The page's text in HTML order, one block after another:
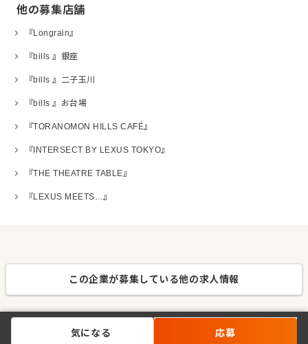
他の募集店舗
『Longrain』
『bills 』銀座
『bills 』二子玉川
『bills 』お台場
『TORANOMON HILLS CAFÉ』
『INTERSECT BY LEXUS TOKYO』
『THE THEATRE TABLE』
『LEXUS MEETS…』
この企業が募集している他の求人情報
気になる 応募